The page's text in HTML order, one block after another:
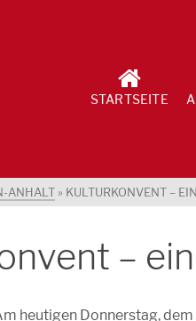
STARTSEITE
ANHALT » KULTURKONVENT –
–
heutigen Donnerstag,